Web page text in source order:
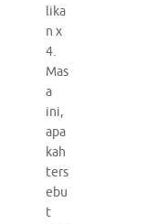
lika
n x
4.
Mas
a
ini,
apa
kah
ters
ebu
t